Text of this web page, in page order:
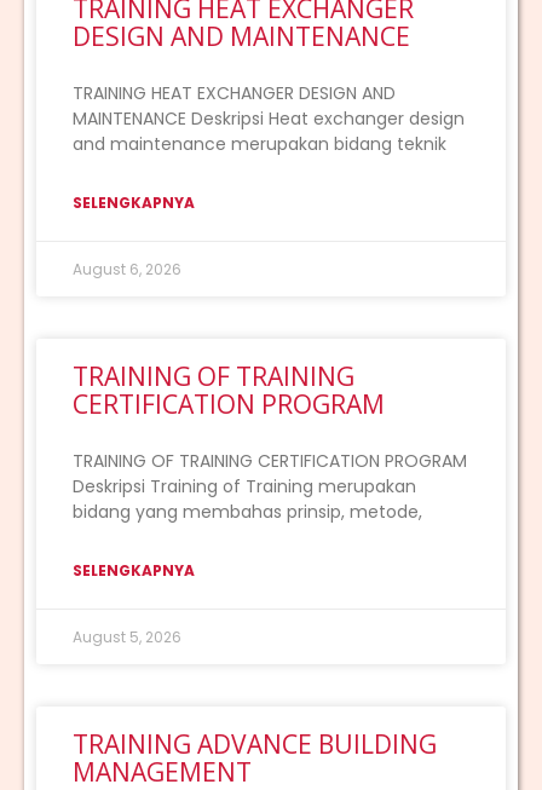
TRAINING HEAT EXCHANGER
DESIGN AND MAINTENANCE
TRAINING HEAT EXCHANGER DESIGN AND
MAINTENANCE Deskripsi Heat exchanger design
and maintenance merupakan bidang teknik
SELENGKAPNYA
August 6, 2026
TRAINING OF TRAINING
CERTIFICATION PROGRAM
TRAINING OF TRAINING CERTIFICATION PROGRAM
Deskripsi Training of Training merupakan
bidang yang membahas prinsip, metode,
SELENGKAPNYA
August 5, 2026
TRAINING ADVANCE BUILDING
MANAGEMENT